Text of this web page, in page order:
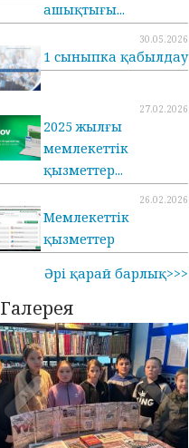
ашықтығы...
30.05.2026
1 сыныпка қабылдау
27.02.2026
2025 жылғы
мемлекеттік
қызметтер...
26.02.2026
Мемлекеттік
қызметтер
Әрі қарай барлық>>>
Галерея